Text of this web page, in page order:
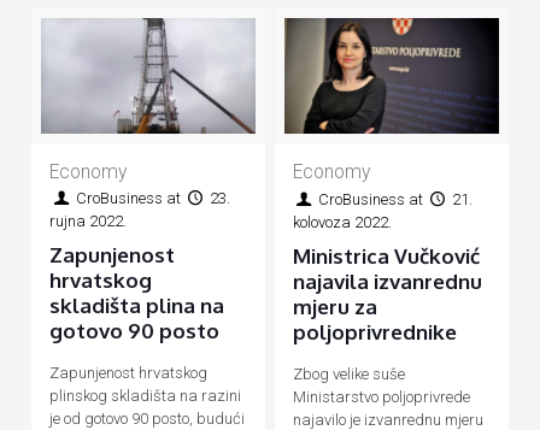
Economy
CroBusiness at
23.
rujna 2022.
Zapunjenost
hrvatskog
skladišta plina na
gotovo 90 posto
Zapunjenost hrvatskog
plinskog skladišta na razini
je od gotovo 90 posto, budući
Economy
CroBusiness at
21.
kolovoza 2022.
Ministrica Vučković
najavila izvanrednu
mjeru za
poljoprivrednike
Zbog velike suše
Ministarstvo poljoprivrede
najavilo je izvanrednu mjeru